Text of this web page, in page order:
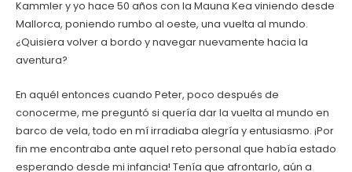
Kammler y yo hace 50 años con la Mauna Kea viniendo desde
Mallorca, poniendo rumbo al oeste, una vuelta al mundo.
¿Quisiera volver a bordo y navegar nuevamente hacia la
aventura?
En aquél entonces cuando Peter, poco después de
conocerme, me preguntó si quería dar la vuelta al mundo en
barco de vela, todo en mí irradiaba alegría y entusiasmo. ¡Por
fin me encontraba ante aquel reto personal que había estado
esperando desde mi infancia! Tenía que afrontarlo, aún a